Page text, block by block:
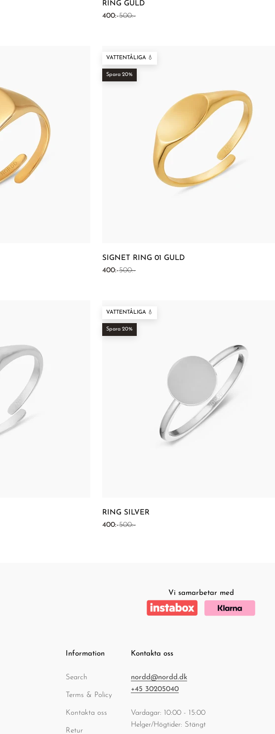
RING GULD
REA-pris
400:-Pris
500:-
VATTENTÅLIGA 💧
Spara 20%
SIGNET RING 01 GULD
REA-pris
400:-Pris
500:-
VATTENTÅLIGA 💧
Spara 20%
RING SILVER
REA-pris
400:-Pris
500:-
Vi samarbetar med
Information
Search
Terms & Policy
Kontakta oss
Retur
Kontakta oss
nordd@nordd.dk
+45 30205040
Vardagar: 10:00 - 15:00
Helger/Högtider: Stängt